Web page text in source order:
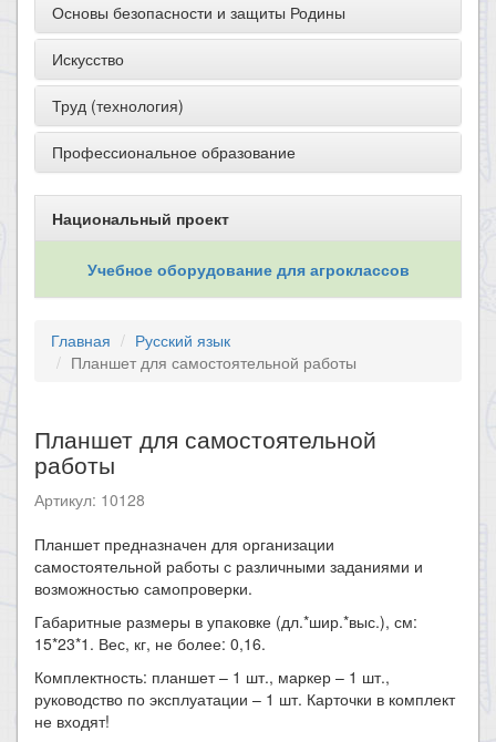
Основы безопасности и защиты Родины
Искусство
Труд (технология)
Профессиональное образование
Национальный проект
Учебное оборудование для агроклассов
Главная
Русский язык
Планшет для самостоятельной работы
Планшет для самостоятельной
работы
Артикул: 10128
Планшет предназначен для организации
самостоятельной работы с различными заданиями и
возможностью самопроверки.
Габаритные размеры в упаковке (дл.*шир.*выс.), см:
15*23*1. Вес, кг, не более: 0,16.
Комплектность: планшет – 1 шт., маркер – 1 шт.,
руководство по эксплуатации – 1 шт. Карточки в комплект
не входят!